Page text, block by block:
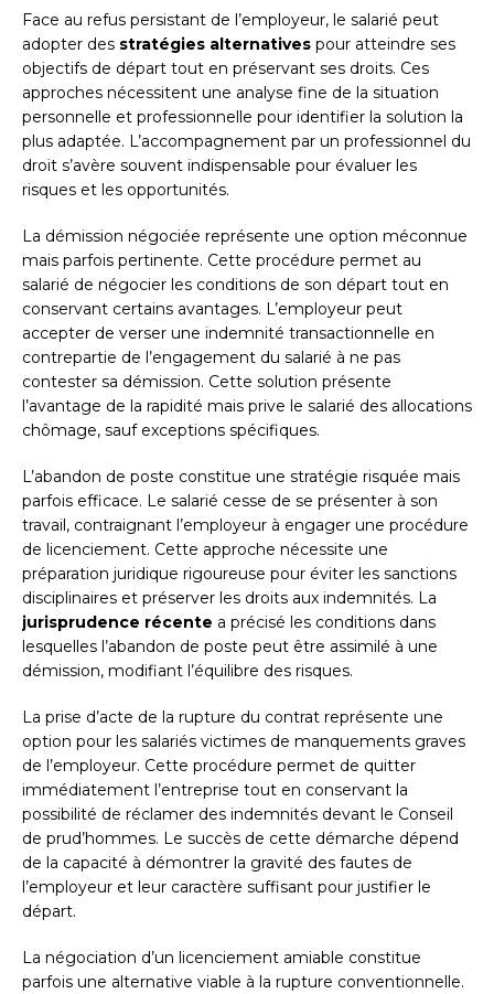
Face au refus persistant de l’employeur, le salarié peut
adopter des stratégies alternatives pour atteindre ses
objectifs de départ tout en préservant ses droits. Ces
approches nécessitent une analyse fine de la situation
personnelle et professionnelle pour identifier la solution la
plus adaptée. L’accompagnement par un professionnel du
droit s’avère souvent indispensable pour évaluer les
risques et les opportunités.
La démission négociée représente une option méconnue
mais parfois pertinente. Cette procédure permet au
salarié de négocier les conditions de son départ tout en
conservant certains avantages. L’employeur peut
accepter de verser une indemnité transactionnelle en
contrepartie de l’engagement du salarié à ne pas
contester sa démission. Cette solution présente
l’avantage de la rapidité mais prive le salarié des allocations
chômage, sauf exceptions spécifiques.
L’abandon de poste constitue une stratégie risquée mais
parfois efficace. Le salarié cesse de se présenter à son
travail, contraignant l’employeur à engager une procédure
de licenciement. Cette approche nécessite une
préparation juridique rigoureuse pour éviter les sanctions
disciplinaires et préserver les droits aux indemnités. La
jurisprudence récente a précisé les conditions dans
lesquelles l’abandon de poste peut être assimilé à une
démission, modifiant l’équilibre des risques.
La prise d’acte de la rupture du contrat représente une
option pour les salariés victimes de manquements graves
de l’employeur. Cette procédure permet de quitter
immédiatement l’entreprise tout en conservant la
possibilité de réclamer des indemnités devant le Conseil
de prud’hommes. Le succès de cette démarche dépend
de la capacité à démontrer la gravité des fautes de
l’employeur et leur caractère suffisant pour justifier le
départ.
La négociation d’un licenciement amiable constitue
parfois une alternative viable à la rupture conventionnelle.